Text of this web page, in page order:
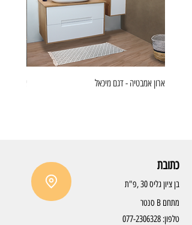
ארון אמבטיה - דגם מיכאל ארון
כתובת
בן ציון גליס 30 ,פ"ת
מתחם B סנטר
טלפון: 077-2306328